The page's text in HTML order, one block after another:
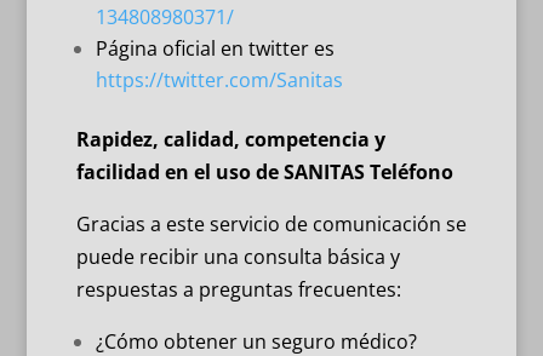
134808980371/
Página oficial en twitter es
https://twitter.com/Sanitas
Rapidez, calidad, competencia y
facilidad en el uso deSANITAS Teléfono
Gracias a este servicio de comunicación se
puede recibir una consulta básica y
respuestas a preguntas frecuentes:
¿Cómo obtener un seguro médico?